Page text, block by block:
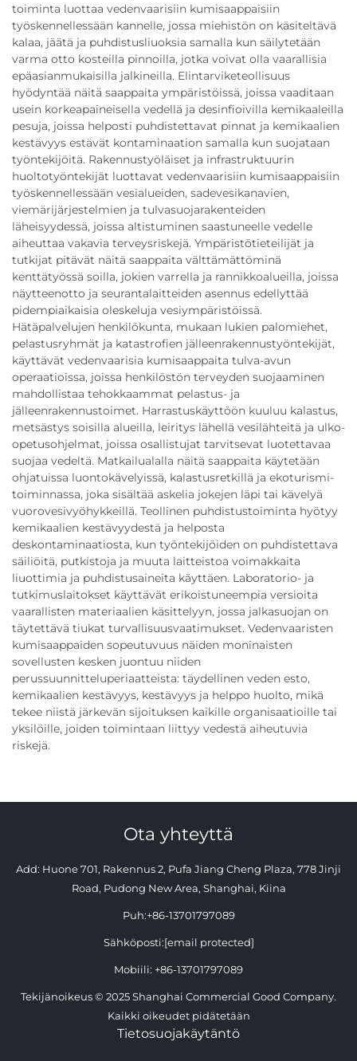
toiminta luottaa vedenvaarisiin kumisaappaisiin
työskennellessään kannelle, jossa miehistön on käsiteltävä
kalaa, jäätä ja puhdistusliuoksia samalla kun säilytetään
varma otto kosteilla pinnoilla, jotka voivat olla vaarallisia
epäasianmukaisilla jalkineilla. Elintarviketeollisuus
hyödyntää näitä saappaita ympäristöissä, joissa vaaditaan
usein korkeapaineisella vedellä ja desinfioivilla kemikaaleilla
pesuja, joissa helposti puhdistettavat pinnat ja kemikaalien
kestävyys estävät kontaminaation samalla kun suojataan
työntekijöitä. Rakennustyöläiset ja infrastruktuurin
huoltotyöntekijät luottavat vedenvaarisiin kumisaappaisiin
työskennellessään vesialueiden, sadevesikanavien,
viemärijärjestelmien ja tulvasuojarakenteiden
läheisyydessä, joissa altistuminen saastuneelle vedelle
aiheuttaa vakavia terveysriskejä. Ympäristötieteilijät ja
tutkijat pitävät näitä saappaita välttämättöminä
kenttätyössä soilla, jokien varrella ja rannikkoalueilla, joissa
näytteenotto ja seurantalaitteiden asennus edellyttää
pidempiaikaisia oleskeluja vesiympäristöissä.
Hätäpalvelujen henkilökunta, mukaan lukien palomiehet,
pelastusryhmät ja katastrofien jälleenrakennustyöntekijät,
käyttävät vedenvaarisia kumisaappaita tulva-avun
operaatioissa, joissa henkilöstön terveyden suojaaminen
mahdollistaa tehokkaammat pelastus- ja
jälleenrakennustoimet. Harrastuskäyttöön kuuluu kalastus,
metsästys soisilla alueilla, leiritys lähellä vesilähteitä ja ulko-
opetusohjelmat, joissa osallistujat tarvitsevat luotettavaa
suojaa vedeltä. Matkailualalla näitä saappaita käytetään
ohjatuissa luontokävelyissä, kalastusretkillä ja ekoturismi-
toiminnassa, joka sisältää askelia jokejen läpi tai kävelyä
vuorovesivyöhykkeillä. Teollinen puhdistustoiminta hyötyy
kemikaalien kestävyydestä ja helposta
deskontaminaatiosta, kun työntekijöiden on puhdistettava
säiliöitä, putkistoja ja muuta laitteistoa voimakkaita
liuottimia ja puhdistusaineita käyttäen. Laboratorio- ja
tutkimuslaitokset käyttävät erikoistuneempia versioita
vaarallisten materiaalien käsittelyyn, jossa jalkasuojan on
täytettävä tiukat turvallisuusvaatimukset. Vedenvaaristen
kumisaappaiden sopeutuvuus näiden moninaisten
sovellusten kesken juontuu niiden
perussuunnitteluperiaatteista: täydellinen veden esto,
kemikaalien kestävyys, kestävyys ja helppo huolto, mikä
tekee niistä järkevän sijoituksen kaikille organisaatioille tai
yksilöille, joiden toimintaan liittyy vedestä aiheutuvia
riskejä.
Ota yhteyttä
Add: Huone 701, Rakennus 2, Pufa Jiang Cheng Plaza, 778 Jinji
Road, Pudong New Area, Shanghai, Kiina
Puh:+86-13701797089
Sähköposti:[email protected]
Mobiili: +86-13701797089
Tekijänoikeus © 2025 Shanghai Commercial Good Company.
Kaikki oikeudet pidätetään
Tietosuojakäytäntö